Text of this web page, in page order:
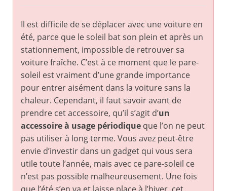
Il est difficile de se déplacer avec une voiture en
été, parce que le soleil bat son plein et après un
stationnement, impossible de retrouver sa
voiture fraîche. C’est à ce moment que le pare-
soleil est vraiment d’une grande importance
pour entrer aisément dans la voiture sans la
chaleur. Cependant, il faut savoir avant de
prendre cet accessoire, qu’il s’agit d’un
accessoire à usage périodique que l’on ne peut
pas utiliser à long terme. Vous avez peut-être
envie d’investir dans un gadget qui vous sera
utile toute l’année, mais avec ce pare-soleil ce
n’est pas possible malheureusement. Une fois